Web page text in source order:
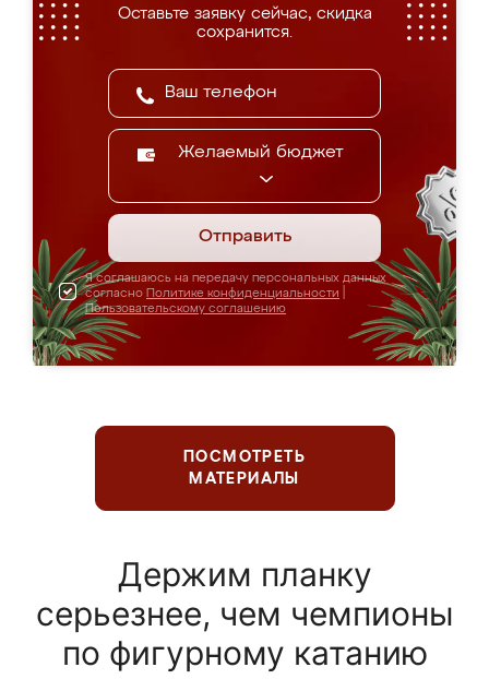
Оставьте заявку сейчас, скидка
сохранится.
Желаемый бюджет
Отправить
Я соглашаюсь на передачу персональных данных
согласно Политике конфиденциальности
Пользовательскому соглашению
ПОСМОТРЕТЬ
МАТЕРИАЛЫ
Держим планку
серьезнее, чем чемпионы
по фигурному катанию